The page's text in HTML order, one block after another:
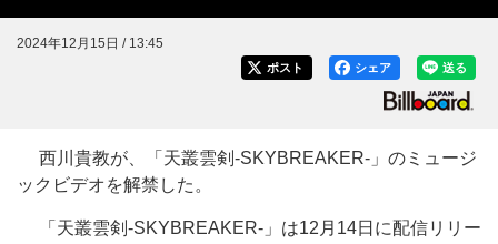
2024年12月15日 / 13:45
送る
シェア
ポスト
西川貴教が、「天叢雲剣-SKYBREAKER-」のミュージ
ックビデオを解禁した。
「天叢雲剣-SKYBREAKER-」は12月14日に配信リリー